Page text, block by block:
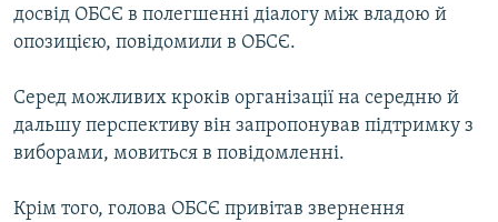
досвід ОБСЄ в полегшенні діалогу між владою й
опозицією, повідомили в ОБСЄ.
Серед можливих кроків організації на середню й
дальшу перспективу він запропонував підтримку з
виборами, мовиться в повідомленні.
Крім того, голова ОБСЄ привітав звернення